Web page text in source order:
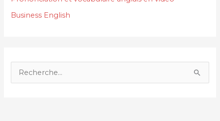
Business English
e